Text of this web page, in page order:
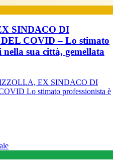
SINDACO DI
COVID – Lo stimato
sua città, gemellata
EX SINDACO DI
Lo stimato professionista è